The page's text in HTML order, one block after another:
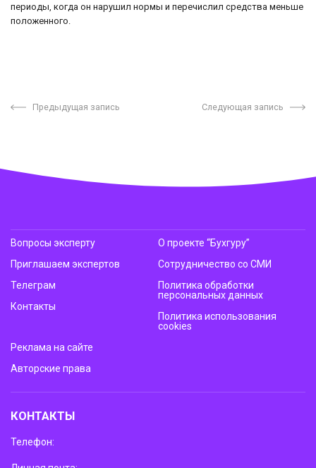
периоды, когда он нарушил нормы и перечислил средства меньше
положенного.
Предыдущая запись Следующая запись
Вопросы эксперту
Приглашаем экспертов
Телеграм
Контакты
О проекте “Бухгуру”
Сотрудничество со СМИ
Политика обработки
персональных данных
Политика использования
cookies
Реклама на сайте
Авторские права
КОНТАКТЫ
Телефон: